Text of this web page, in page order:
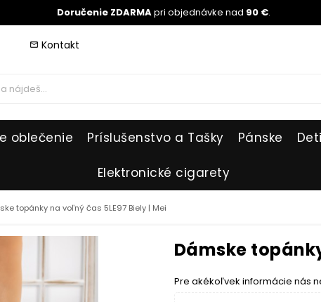
Doručenie ZDARMApri objednávke nad 90 €.
mail_outline Kontakt
oblečenie Príslušenstvo a Tašky Pánske Deti
Elektronické cigarety
topánky na voľný čas 5LE97 Biely | Mei
Dámske
Pre akékoľvek informácie nás